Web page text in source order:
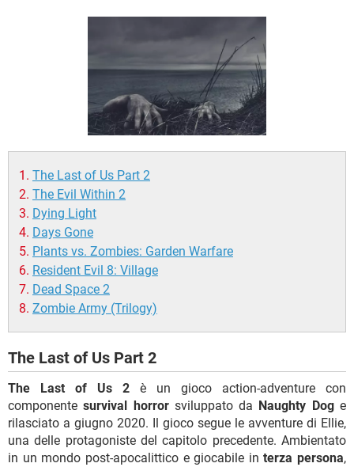
The Last of Us Part 2
The Evil Within 2
Dying Light
Days Gone
Plants vs. Zombies: Garden Warfare
Resident Evil 8: Village
Dead Space 2
Zombie Army (Trilogy)
The Last of Us Part 2
The Last of Us 2 è un gioco action-adventure con
componentesurvival horrorsviluppato da Naughty Doge
rilasciato a giugno 2020. Il gioco segue le avventure di Ellie,
una delle protagoniste del capitolo precedente. Ambientato
in un mondo post-apocalittico e giocabile interza persona,